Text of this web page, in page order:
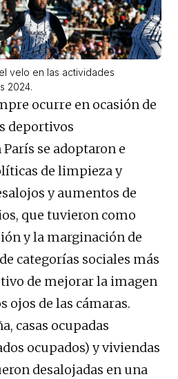
velo en las actividades
2024.
ocurre en ocasión de
deportivos
se adoptaron e
de limpieza y
y aumentos de
que tuvieron como
y la marginación de
categorías sociales más
de mejorar la imagen
ojos de las cámaras.
casas ocupadas
ocupados) y viviendas
desalojadas en una